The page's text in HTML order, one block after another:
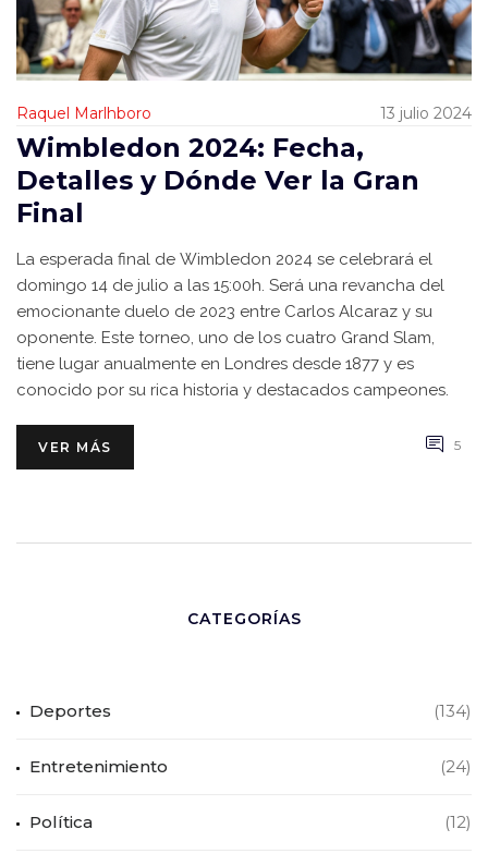
Raquel Marlhboro 13 julio 2024
Wimbledon 2024: Fecha,
Detalles y Dónde Ver la Gran
Final
La esperada final de Wimbledon 2024 se celebrará el
domingo 14 de julio a las 15:00h. Será una revancha del
emocionante duelo de 2023 entre Carlos Alcaraz y su
oponente. Este torneo, uno de los cuatro Grand Slam,
tiene lugar anualmente en Londres desde 1877 y es
conocido por su rica historia y destacados campeones.
VER MÁS 5
CATEGORÍAS
Deportes (134)
Entretenimiento (24)
Política (12)